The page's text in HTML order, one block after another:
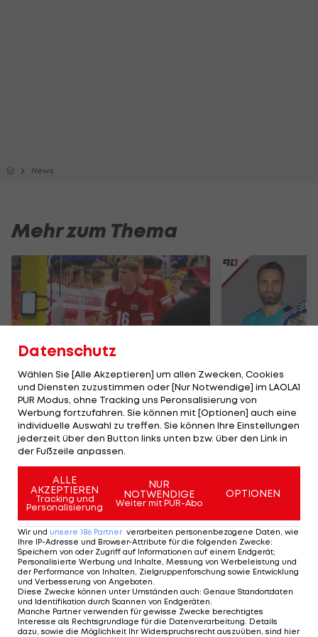
News
Mehr zum Thema
Karrieresprung! ÖVV-
Teamspieler wechselt
in Topliga
Sport-Mix
Die
Tormänner
Geschichte
Fußball
TEILEN
KOMMENTARE
Datenschutz
Wählen Sie [Alle Akzeptieren] um allen Zwecken, Cookies
und Diensten zuzustimmen oder [Nur Notwendige] im LAOLA1
PUR Modus, ohne Tracking uns Peronsalisierung von
Werbung fortzufahren. Sie können mit [Optionen] auch eine
individuelle Auswahl zu treffen. Sie können Ihre Einstellungen
jederzeit über den Button links unten bzw. über den Link in
der Fußzeile anpassen.
ALLE
AKZEPTIEREN
Tracking und
Personalisierung
NUR
NOTWENDIGE
Weiter mit PUR-Abo
OPTIONEN
Wir und unsere 186 Partner verarbeiten personenbezogene Daten, wie
Ihre IP-Adresse und Browser-Attribute für die folgenden Zwecke:
Speichern von oder Zugriff auf Informationen auf einem Endgerät;
Personalisierte Werbung und Inhalte, Messung von Werbeleistung und
der Performance von Inhalten, Zielgruppenforschung sowie Entwicklung
und Verbesserung von Angeboten.
Diese Zwecke können unter Umständen auch: Genaue Standortdaten
und Identifikation durch Scannen von Endgeräten.
Manche Partner verwenden für gewisse Zwecke berechtigtes
Interesse als Rechtsgrundlage für die Datenverarbeitung. Details
dazu, sowie die Möglichkeit Ihr Widerspruchsrecht auszuüben, sind hier